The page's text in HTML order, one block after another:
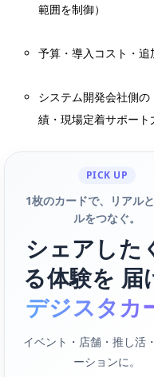
範囲を制御）
予算・導入コスト・追
システム開発会社側
績・現場定着サポート
PICK UP
1枚のカードで、リアル
ルをつなぐ。
シェアした
る体験を 届
デジスタカ
イベント・店舗・推し活
ーションに。